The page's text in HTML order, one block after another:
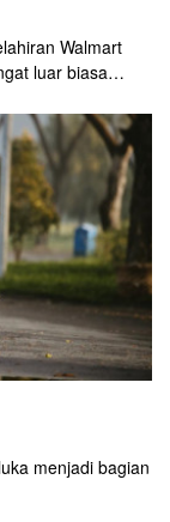
Walmart
luar biasa
menjadi bagian